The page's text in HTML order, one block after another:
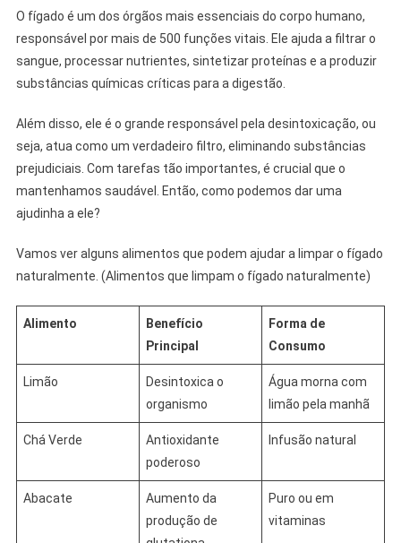
O fígado é um dos órgãos mais essenciais do corpo humano,
responsável por mais de 500 funções vitais. Ele ajuda a filtrar o
sangue, processar nutrientes, sintetizar proteínas e a produzir
substâncias químicas críticas para a digestão.
Além disso, ele é o grande responsável pela desintoxicação, ou
seja, atua como um verdadeiro filtro, eliminando substâncias
prejudiciais. Com tarefas tão importantes, é crucial que o
mantenhamos saudável. Então, como podemos dar uma
ajudinha a ele?
Vamos ver alguns alimentos que podem ajudar a limpar o fígado
naturalmente. (Alimentos que limpam o fígado naturalmente)
Alimento
Benefício
Principal
Forma de
Consumo
Limão
Desintoxica o
organismo
Água morna com
limão pela manhã
Chá Verde
Antioxidante
poderoso
Infusão natural
Abacate
Aumento da
produção de
Puro ou em
vitaminas